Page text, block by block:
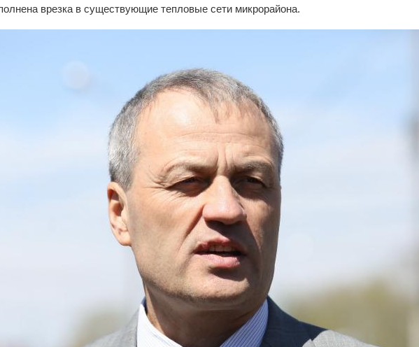
врезка в существующие тепловые сети микрорайона.